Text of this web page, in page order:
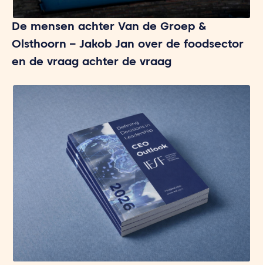
De mensen achter Van de Groep &
Olsthoorn – Jakob Jan over de foodsector
en de vraag achter de vraag